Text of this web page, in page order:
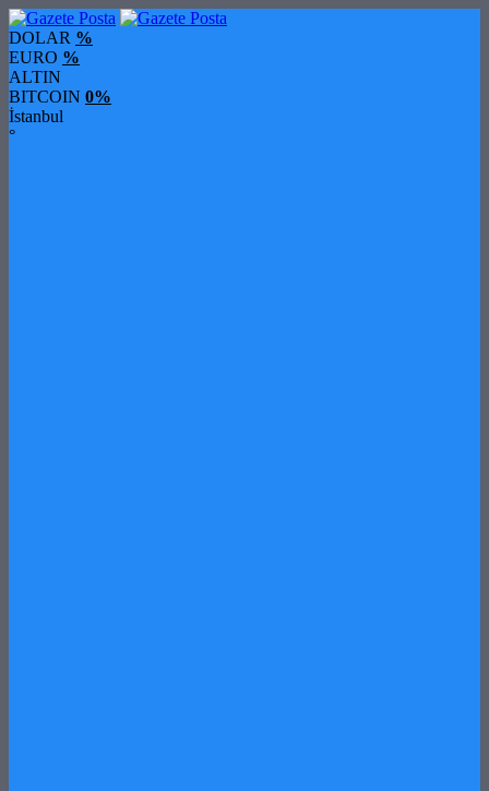
DOLAR %
EURO %
ALTIN
BITCOIN 0%
İstanbul
°